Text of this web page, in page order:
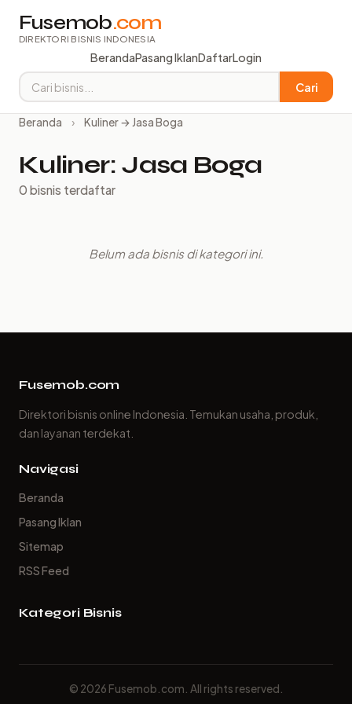
Fusemob.com
DIREKTORI BISNIS INDONESIA
BerandaPasang IklanDaftarLogin
Cari
Beranda › Kuliner → Jasa Boga
Kuliner: Jasa Boga
0 bisnis terdaftar
Belum ada bisnis di kategori ini.
Fusemob.com
Direktori bisnis online Indonesia. Temukan usaha, produk,
dan layanan terdekat.
Navigasi
Beranda
Pasang Iklan
Sitemap
RSS Feed
Kategori Bisnis
© 2026 Fusemob.com. All rights reserved.